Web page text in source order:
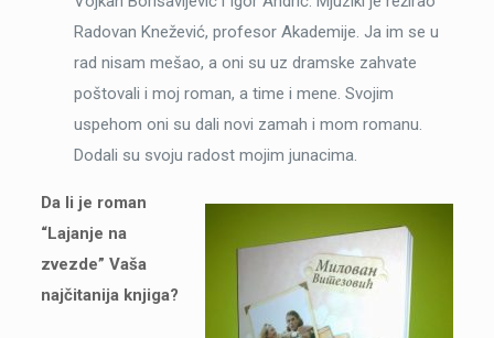
Radovan Knežević, profesor Akademije. Ja im se u
rad nisam mešao, a oni su uz dramske zahvate
poštovali i moj roman, a time i mene. Svojim
uspehom oni su dali novi zamah i mom romanu.
Dodali su svoju radost mojim junacima.
Da li je roman
“Lajanje na
zvezde” Vaša
najčitanija knjiga?